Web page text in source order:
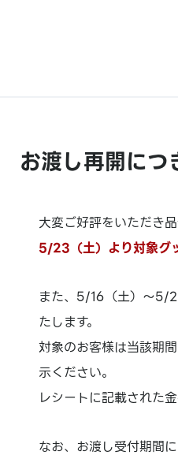
渡し再開につ
大変ご好評をいただき
5/23（土）より対象グ
また、5/16（土）～5/
たします。
対象のお客様は当該期
示ください。
レシートに記載された
なお、お渡し受付期間